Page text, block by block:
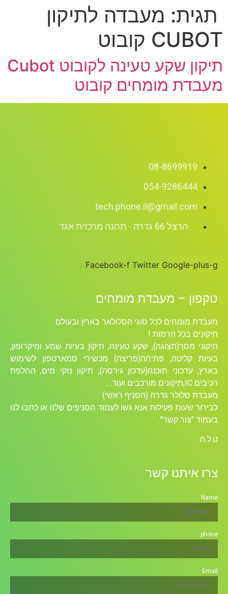
תגית: מעבדה לתיקון
CUBOT קובוט
תיקון שקע טעינה לקובוט Cubot
מעבדת מומחים קובוט
08-8699919
054-9286444
tech.phone.il@gmail.com
הרצל 66 גדרה - תחנה מרכזית אגד
Facebook-f Twitter Google-plus-g
טקפון – מעבדת מומחים
מעבדת מומחים לכל סוגי הסלולאר בארץ ובעולם
תיקונים בכל הרמות !
תיקוני מסך(תצוגה), שקע טעינה, תיקון בעיות שמע ומיקרופון,
בעיות קליטה, פתיחה(פריצה) מכשירי סמארטפון לשימוש
בארץ, עדכוני תוכנה(עדכון גירסה), תיקון נזקי מים, החלפת
רכיבים ICׁ,תיקונים מורכבים ועוד….
מעבדת סלולר גדרה (הסניף ראשי)
לבירור שעות פעילות אנא גשו לעמוד הסניפים שלנו או כתבו לנו
בעמוד "צור קשר".
ט.ל.ח
צרו איתנו קשר
Name
phone
Email